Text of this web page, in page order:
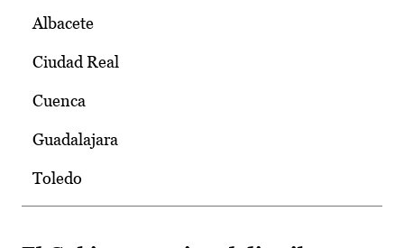
Albacete
Ciudad Real
Cuenca
Guadalajara
Toledo